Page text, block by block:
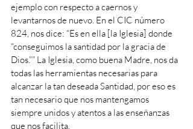
ejemplo con respecto a caernos y
levantarnos de nuevo. En el CIC número
824, nos dice: “Es en ella [la Iglesia] donde
“conseguimos la santidad por la gracia de
Dios.”” La Iglesia, como buena Madre, nos da
todas las herramientas necesarias para
alcanzar la tan deseada Santidad, por eso es
tan necesario que nos mantengamos
siempre unidos y atentos a las enseñanzas
que nos facilita.